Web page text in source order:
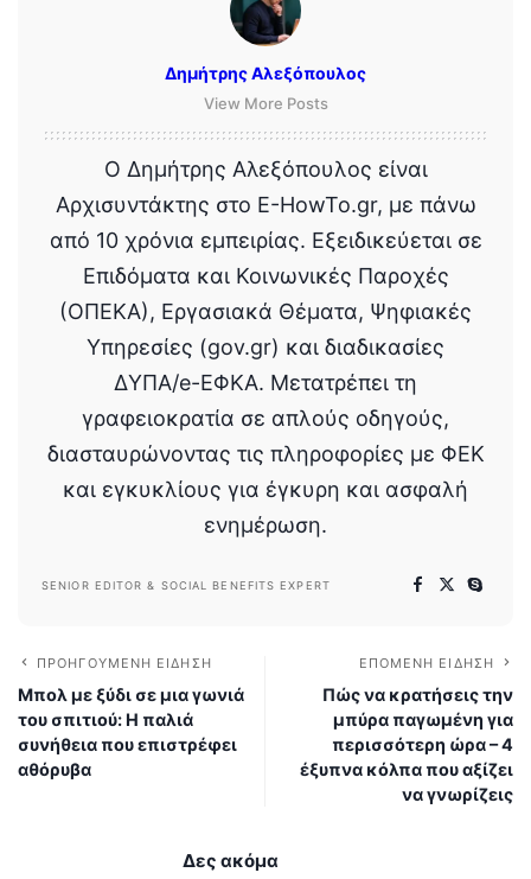
Δημήτρης Αλεξόπουλος
View More Posts
Ο Δημήτρης Αλεξόπουλος είναι
Αρχισυντάκτης στο E-HowTo.gr, με πάνω
από 10 χρόνια εμπειρίας. Εξειδικεύεται σε
Επιδόματα και Κοινωνικές Παροχές
(ΟΠΕΚΑ), Εργασιακά Θέματα, Ψηφιακές
Υπηρεσίες (gov.gr) και διαδικασίες
ΔΥΠΑ/e-ΕΦΚΑ. Μετατρέπει τη
γραφειοκρατία σε απλούς οδηγούς,
διασταυρώνοντας τις πληροφορίες με ΦΕΚ
και εγκυκλίους για έγκυρη και ασφαλή
ενημέρωση.
SENIOR EDITOR & SOCIAL BENEFITS EXPERT
ΠΡΟΗΓΟΎΜΕΝΗ ΕΊΔΗΣΗ
Μπολ με ξύδι σε μια γωνιά
του σπιτιού: Η παλιά
συνήθεια που επιστρέφει
αθόρυβα
ΕΠΌΜΕΝΗ ΕΊΔΗΣΗ
Πώς να κρατήσεις την
μπύρα παγωμένη για
περισσότερη ώρα – 4
έξυπνα κόλπα που αξίζει
να γνωρίζεις
Δες ακόμα